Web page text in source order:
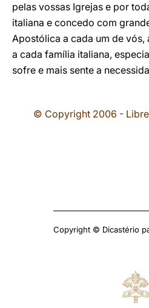
pelas vossas Igrejas e por
italiana e concedo com
Apostólica a cada um de vós,
a cada família italiana,
sofre e mais sente a
© Copyright 2006 -
Copyright © Dicastério